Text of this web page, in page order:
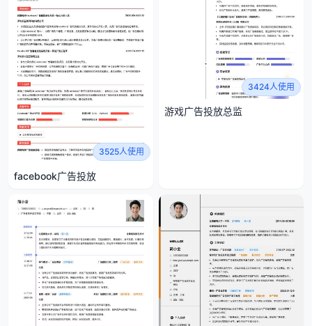
3525人使用
facebook广告投放
3424人使用
游戏广告投放总监